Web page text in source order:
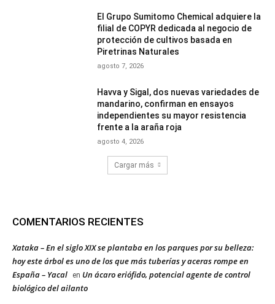
El Grupo Sumitomo Chemical adquiere la
filial de COPYR dedicada al negocio de
protección de cultivos basada en
Piretrinas Naturales
agosto 7, 2026
Havva y Sigal, dos nuevas variedades de
mandarino, confirman en ensayos
independientes su mayor resistencia
frente a la araña roja
agosto 4, 2026
Cargar más
COMENTARIOS RECIENTES
Xataka – En el siglo XIX se plantaba en los parques por su belleza:
hoy este árbol es uno de los que más tuberías y aceras rompe en
España – Yacal
en Un ácaro eriófido, potencial agente de control
biológico del ailanto